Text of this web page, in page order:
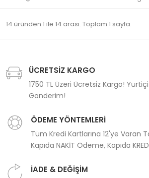
14 üründen 1 ile 14 arası. Toplam 1 sayfa.
ÜCRETSİZ KARGO
1750 TL Üzeri Ücretsiz Kargo!
Gönderim!
ÖDEME YÖNTEMLERİ
Tüm Kredi Kartlarına 12'ye Varan
Kapıda NAKİT Ödeme, Kapıda
İADE & DEĞİŞİM